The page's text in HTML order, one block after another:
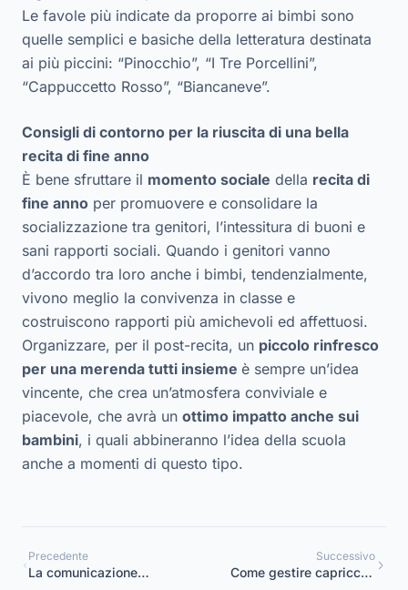
Le favole più indicate da proporre ai bimbi sono
quelle semplici e basiche della letteratura destinata
ai più piccini: “Pinocchio”, “I Tre Porcellini”,
“Cappuccetto Rosso”, “Biancaneve”.
Consigli di contorno per la riuscita di una bella
recita di fine anno
È bene sfruttare il momento sociale della recita di
fine anno per promuovere e consolidare la
socializzazione tra genitori, l’intessitura di buoni e
sani rapporti sociali. Quando i genitori vanno
d’accordo tra loro anche i bimbi, tendenzialmente,
vivono meglio la convivenza in classe e
costruiscono rapporti più amichevoli ed affettuosi.
Organizzare, per il post-recita, un piccolo rinfresco
per una merenda tutti insieme è sempre un’idea
vincente, che crea un’atmosfera conviviale e
piacevole, che avrà un ottimo impatto anche sui
bambini, i quali abbineranno l’idea della scuola
anche a momenti di questo tipo.
Precedente
La comunicazione
Successivo
Come gestire capricci e